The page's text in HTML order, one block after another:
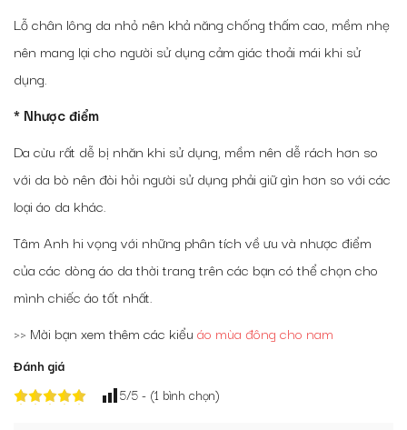
Lỗ chân lông da nhỏ nên khả năng chống thấm cao, mềm nhẹ
nên mang lại cho người sử dụng cảm giác thoải mái khi sử
dụng.
* Nhược điểm
Da cừu rất dễ bị nhăn khi sử dụng, mềm nên dễ rách hơn so
với da bò nên đòi hỏi người sử dụng phải giữ gìn hơn so với các
loại áo da khác.
Tâm Anh hi vọng với những phân tích về ưu và nhược điểm
của các dòng áo da thời trang trên các bạn có thể chọn cho
mình chiếc áo tốt nhất.
>> Mời bạn xem thêm các kiểu áo mùa đông cho nam
Đánh giá
5/5 - (1 bình chọn)